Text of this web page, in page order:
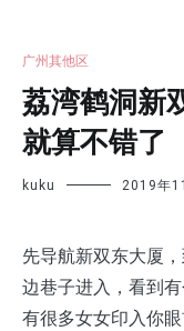
广州其他区
荔湾鹤洞新
就算不错了
kuku 2019年
先导航新双东大厦
边巷子进入，看到
有很多女女印入你